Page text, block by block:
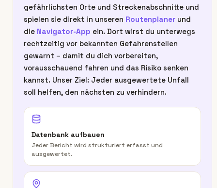
gefährlichsten Orte und Streckenabschnitte und
spielen sie direkt in unseren Routenplaner und
die Navigator-App ein. Dort wirst du unterwegs
rechtzeitig vor bekannten Gefahrenstellen
gewarnt – damit du dich vorbereiten,
vorausschauend fahren und das Risiko senken
kannst. Unser Ziel: Jeder ausgewertete Unfall
soll helfen, den nächsten zu verhindern.
Datenbank aufbauen
Jeder Bericht wird strukturiert erfasst und
ausgewertet.